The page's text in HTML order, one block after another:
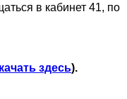
в кабинет 41, по
здесь).